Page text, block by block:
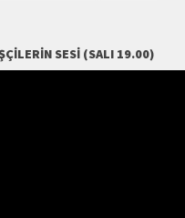
SESI (SALI 19.00)